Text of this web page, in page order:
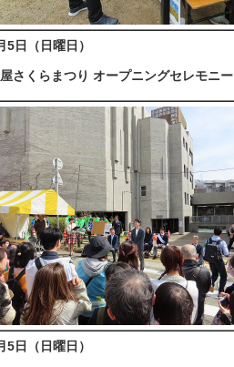
5日（日曜日）
さくらまつり オープニングセレモニー
5日（日曜日）